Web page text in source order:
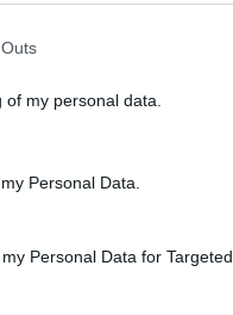
my personal data.
Personal Data.
Personal Data for Targeted